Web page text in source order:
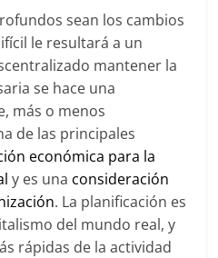
sean los cambios
le resultará a un
mantener la
se hace una
más o menos
de las principales
económica para la
y es una consideración
. La planificación es
del mundo real, y
rápidas de la actividad